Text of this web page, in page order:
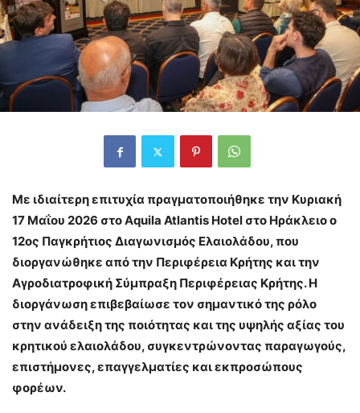
Με ιδιαίτερη επιτυχία πραγματοποιήθηκε την Κυριακή
17 Μαΐου 2026 στο Aquila Atlantis Hotel στο Ηράκλειο ο
12ος Παγκρήτιος Διαγωνισμός Ελαιολάδου, που
διοργανώθηκε από την Περιφέρεια Κρήτης και την
Αγροδιατροφική Σύμπραξη Περιφέρειας Κρήτης. Η
διοργάνωση επιβεβαίωσε τον σημαντικό της ρόλο
στην ανάδειξη της ποιότητας και της υψηλής αξίας του
κρητικού ελαιολάδου, συγκεντρώνοντας παραγωγούς,
επιστήμονες, επαγγελματίες και εκπροσώπους
φορέων.